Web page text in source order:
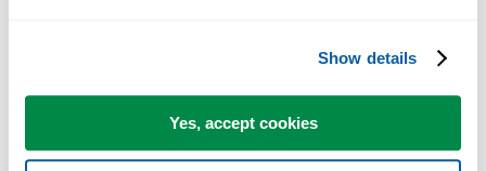
Show details
Yes, accept cookies
Puede empezar de inmediato. No se necesita formación.